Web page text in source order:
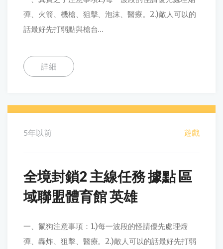
彈、火箭、機槍、狙擊、泡沫、醫療。2.)敵人可以的
話最好先打弱點與槍台...
詳細
5年以前 遊戲
全境封鎖2 主線任務 據點 區
域聯盟體育館 英雄
一、鬣狗注意事項：1.)每一波段的怪請優先處理熘
彈、轟炸、狙擊、醫療。2.)敵人可以的話最好先打弱